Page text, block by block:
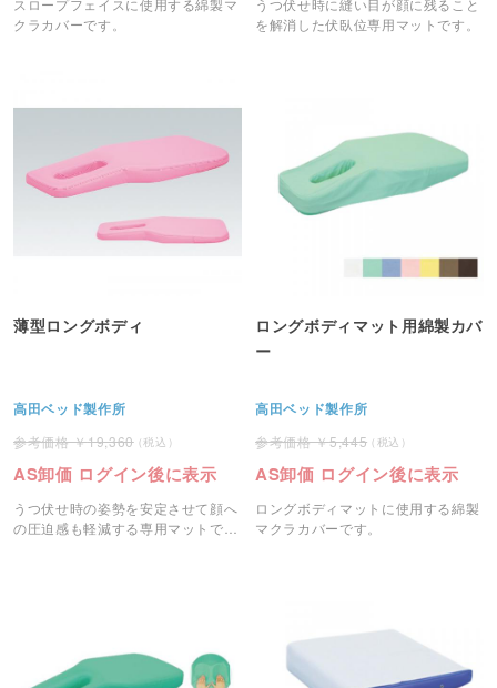
スロープフェイスに使用する綿製マ
クラカバーです。
うつ伏せ時に縫い目が顔に残ること
を解消した伏臥位専用マットです。
薄型ロングボディ
高田ベッド製作所
19,360
AS卸価 ログイン後に表示
うつ伏せ時の姿勢を安定させて顔へ
の圧迫感も軽減する専用マットで
ロングボディマット用綿製カバ
ー
高田ベッド製作所
5,445
AS卸価 ログイン後に表示
ロングボディマットに使用する綿製
マクラカバーです。